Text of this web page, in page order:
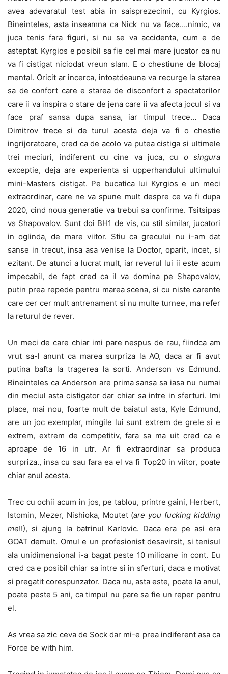
avea adevaratul test abia in saisprezecimi, cu Kyrgios.
Bineinteles, asta inseamna ca Nick nu va face….nimic, va
juca tenis fara figuri, si nu se va accidenta, cum e de
asteptat. Kyrgios e posibil sa fie cel mai mare jucator ca nu
va fi cistigat niciodat vreun slam. E o chestiune de blocaj
mental. Oricit ar incerca, intoatdeauna va recurge la starea
sa de confort care e starea de disconfort a spectatorilor
care ii va inspira o stare de jena care ii va afecta jocul si va
face praf sansa dupa sansa, iar timpul trece… Daca
Dimitrov trece si de turul acesta deja va fi o chestie
ingrijoratoare, cred ca de acolo va putea cistiga si ultimele
trei meciuri, indiferent cu cine va juca, cu o singura
exceptie, deja are experienta si upperhandului ultimului
mini-Masters cistigat. Pe bucatica lui Kyrgios e un meci
extraordinar, care ne va spune mult despre ce va fi dupa
2020, cind noua generatie va trebui sa confirme. Tsitsipas
vs Shapovalov. Sunt doi BH1 de vis, cu stil similar, jucatori
in oglinda, de mare viitor. Stiu ca grecului nu i-am dat
sanse in trecut, insa asa venise la Doctor, oparit, incet, si
ezitant. De atunci a lucrat mult, iar reverul lui ii este acum
impecabil, de fapt cred ca il va domina pe Shapovalov,
putin prea repede pentru marea scena, si cu niste carente
care cer cer mult antrenament si nu multe turnee, ma refer
la returul de rever.
Un meci de care chiar imi pare nespus de rau, fiindca am
vrut sa-l anunt ca marea surpriza la AO, daca ar fi avut
putina bafta la tragerea la sorti. Anderson vs Edmund.
Bineinteles ca Anderson are prima sansa sa iasa nu numai
din meciul asta cistigator dar chiar sa intre in sferturi. Imi
place, mai nou, foarte mult de baiatul asta, Kyle Edmund,
are un joc exemplar, mingile lui sunt extrem de grele si e
extrem, extrem de competitiv, fara sa ma uit cred ca e
aproape de 16 in utr. Ar fi extraordinar sa produca
surpriza., insa cu sau fara ea el va fi Top20 in viitor, poate
chiar anul acesta.
Trec cu ochii acum in jos, pe tablou, printre gaini, Herbert,
Istomin, Mezer, Nishioka, Moutet (are you fucking kidding
me!!), si ajung la batrinul Karlovic. Daca era pe asi era
GOAT demult. Omul e un profesionist desavirsit, si tenisul
ala unidimensional i-a bagat peste 10 milioane in cont. Eu
cred ca e posibil chiar sa intre si in sferturi, daca e motivat
si pregatit corespunzator. Daca nu, asta este, poate la anul,
poate peste 5 ani, ca timpul nu pare sa fie un reper pentru
el.
As vrea sa zic ceva de Sock dar mi-e prea indiferent asa ca
Force be with him.